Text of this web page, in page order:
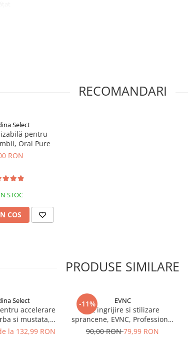
RECOMANDARI
Select
pentru
Oral Pure
RON
STOC
COS
PRODUSE SIMILARE
Select
accelerare
si mustata,
Hagrid
la 132,99 RON
-11% EVNC
Kit ingrijire si stilizare
sprancene, EVNC, Professional
Eyebrow, 6 piese
90,00 RON79,99 RON